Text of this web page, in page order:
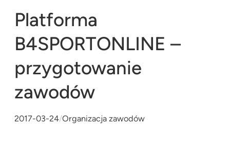
Platforma
B4SPORTONLINE –
przygotowanie
zawodów
2017-03-24/Organizacja zawodów